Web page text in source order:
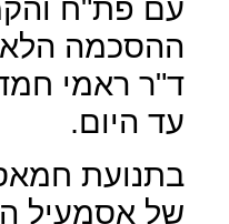
עם פת"ח
ההסכמה
ד"ר ראמי
עד היום.
בתנועת
של אסמעיל